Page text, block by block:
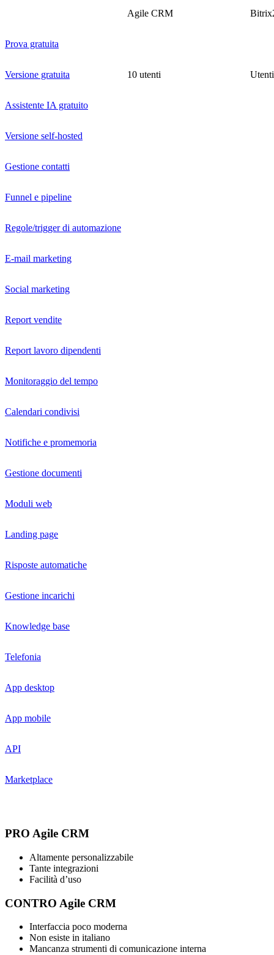
Agile CRM
Prova gratuita
Versione gratuita 10 utenti
Assistente IA gratuito
Versione self-hosted
Gestione contatti
Funnel e pipeline
Regole/trigger di automazione
E-mail marketing
Social marketing
Report vendite
Report lavoro dipendenti
Monitoraggio del tempo
Calendari condivisi
Notifiche e promemoria
Gestione documenti
Moduli web
Landing page
Risposte automatiche
Gestione incarichi
Knowledge base
Telefonia
App desktop
App mobile
API
Marketplace
PRO Agile CRM
Altamente personalizzabile
Tante integrazioni
Facilità d’uso
CONTRO Agile CRM
Interfaccia poco moderna
Non esiste in italiano
Mancanza strumenti di comunicazione interna